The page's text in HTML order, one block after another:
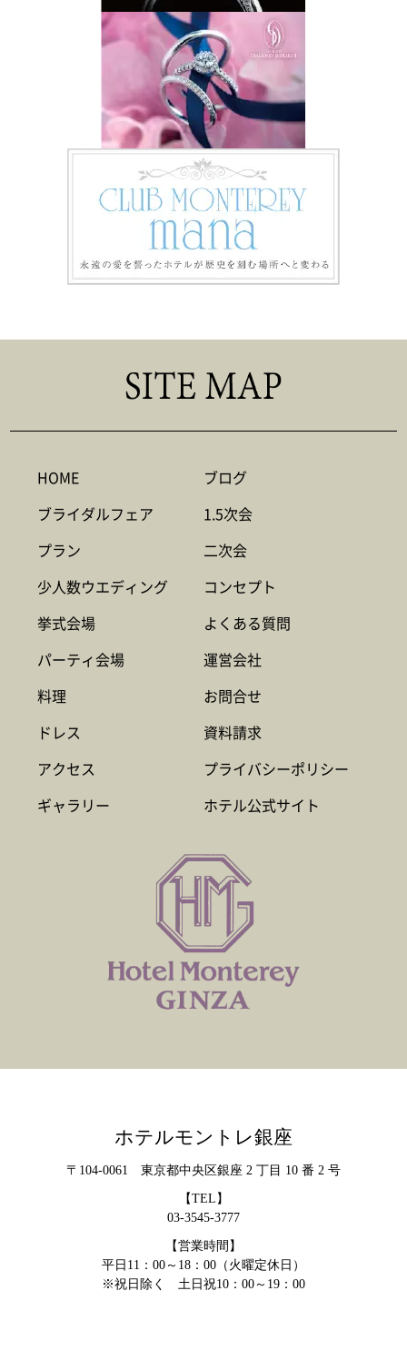
HOME
ブライダルフェア
プラン
少人数ウエディング
挙式会場
パーティ会場
料理
ドレス
アクセス
ギャラリー
ブログ
1.5次会
二次会
コンセプト
よくある質問
運営会社
お問合せ
資料請求
プライバシーポリシー
ホテル公式サイト
ホテルモントレ銀座
〒104-0061 東京都中央区銀座 2 丁目 10 番 2 号
【TEL】
03-3545-3777
【営業時間】
平日11：00～18：00（火曜定休日）
※祝日除く 土日祝10：00～19：00